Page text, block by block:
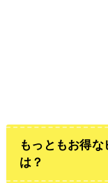
もっともお得
は？